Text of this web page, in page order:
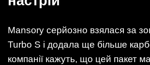
Mansory серйозно взялася за
Turbo S і додала ще більше
компанії кажуть, що цей пакет